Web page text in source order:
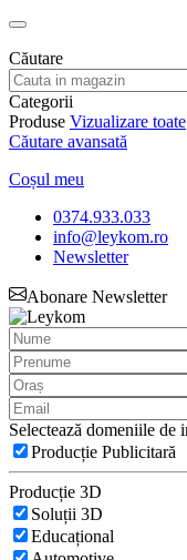
Căutare
Categorii
Produse Vizualizare toate
Căutare avansată
Coșul meu
0374.933.033
info@leykom.ro
Newsletter
Abonare Newsletter
Selectează domeniile de
Producție Publicitară
Producție 3D
Soluții 3D
Educațional